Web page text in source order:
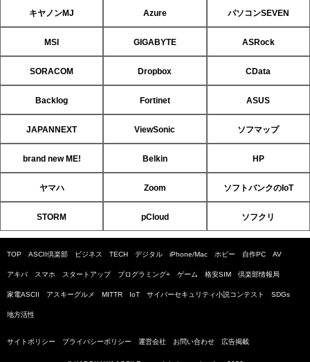
キヤノンMJ Azure パソコンSEVEN
MSI GIGABYTE ASRock
SORACOM Dropbox CData
Backlog Fortinet ASUS
JAPANNEXT ViewSonic ソフマップ
brand new ME! Belkin HP
ヤマハ Zoom ソフトバンクのIoT
STORM pCloud ソフクリ
TOP ASCII倶楽部 ビジネス TECH デジタル iPhone/Mac ホビー 自作PC AV
アキバ スマホ スタートアップ プログラミング+ ゲーム 格安SIM 倶楽部情報局
家電ASCII アスキーグルメ MITTR IoT サイバーセキュリティ小説コンテスト SDGs
地方活性
サイトポリシー プライバシーポリシー 運営会社 お問い合わせ 広告掲載